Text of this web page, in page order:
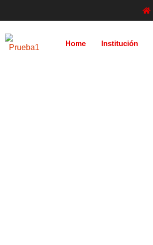
Home Institución